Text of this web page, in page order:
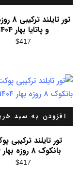
تور
و پاتایا بهار 1404
$417
افزودن به سبد
تور تایلند ترکیبی
بانکوک 8 روزه بهار 1404
$417